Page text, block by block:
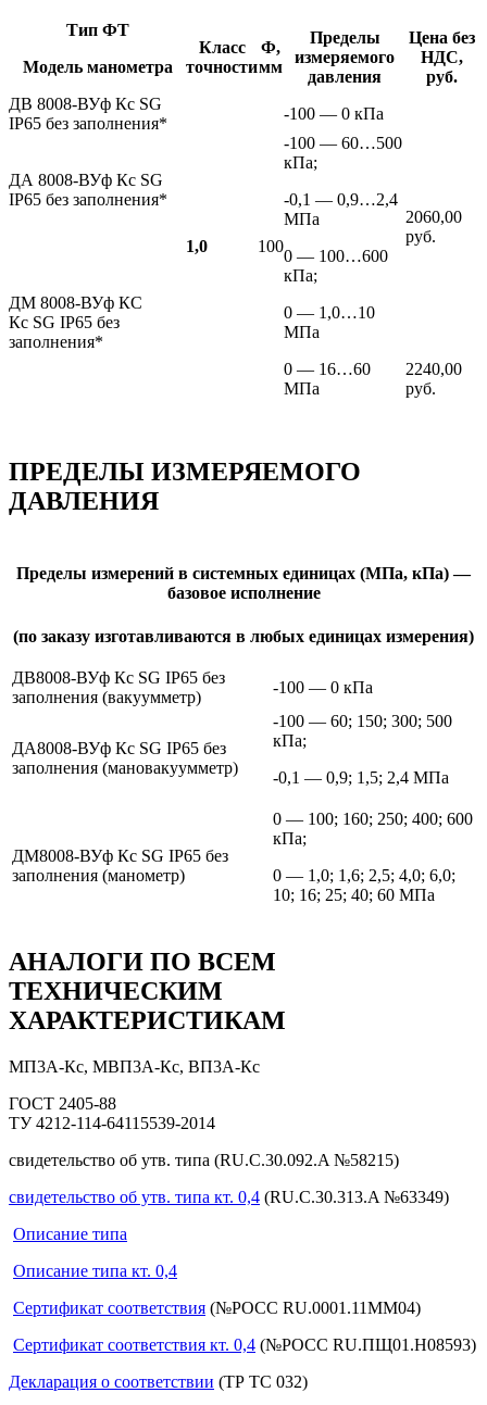
Тип ФТ
Модель манометра
Класс
точности
Ф,
мм
Пределы
измеряемого
давления
Цена без
НДС,
руб.
ДВ 8008-ВУф Кс SG
IP65 без заполнения*
1,0 100
-100 — 0 кПа
2060,00
руб.
ДА 8008-ВУф Кс SG
IP65 без заполнения*
-100 — 60…500
кПа;
-0,1 — 0,9…2,4
МПа
ДМ 8008-ВУф КС
Кс SG IP65 без
заполнения*
0 — 100…600
кПа;
0 — 1,0…10
МПа
0 — 16…60
МПа
2240,00
руб.
ПРЕДЕЛЫ ИЗМЕРЯЕМОГО
ДАВЛЕНИЯ
Пределы измерений в системных единицах (МПа, кПа) —
базовое исполнение
(по заказу изготавливаются в любых единицах измерения)
ДВ8008-ВУф Кс SG IP65 без
заполнения (вакуумметр)
-100 — 0 кПа
ДА8008-ВУф Кс SG IP65 без
заполнения (мановакуумметр)
-100 — 60; 150; 300; 500
кПа;
-0,1 — 0,9; 1,5; 2,4 МПа
ДМ8008-ВУф Кс SG IP65 без
заполнения (манометр)
0 — 100; 160; 250; 400; 600
кПа;
0 — 1,0; 1,6; 2,5; 4,0; 6,0;
10; 16; 25; 40; 60 МПа
АНАЛОГИ ПО ВСЕМ
ТЕХНИЧЕСКИМ
ХАРАКТЕРИСТИКАМ
МП3А-Кс, МВП3А-Кс, ВП3А-Кс
ГОСТ 2405-88
ТУ 4212-114-64115539-2014
свидетельство об утв. типа (RU.C.30.092.A №58215)
свидетельство об утв. типа кт. 0,4 (RU.C.30.313.A №63349)
Описание типа
Описание типа кт. 0,4
Сертификат соответствия (№РОСС RU.0001.11ММ04)
Сертификат соответствия кт. 0,4 (№РОСС RU.ПЩ01.Н08593)
Декларация о соответствии (ТР ТС 032)